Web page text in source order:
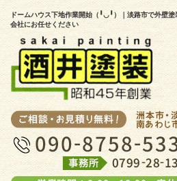
ドームハウス下地作業開始（╹◡╹）｜淡路市で外壁
会社にお任せください